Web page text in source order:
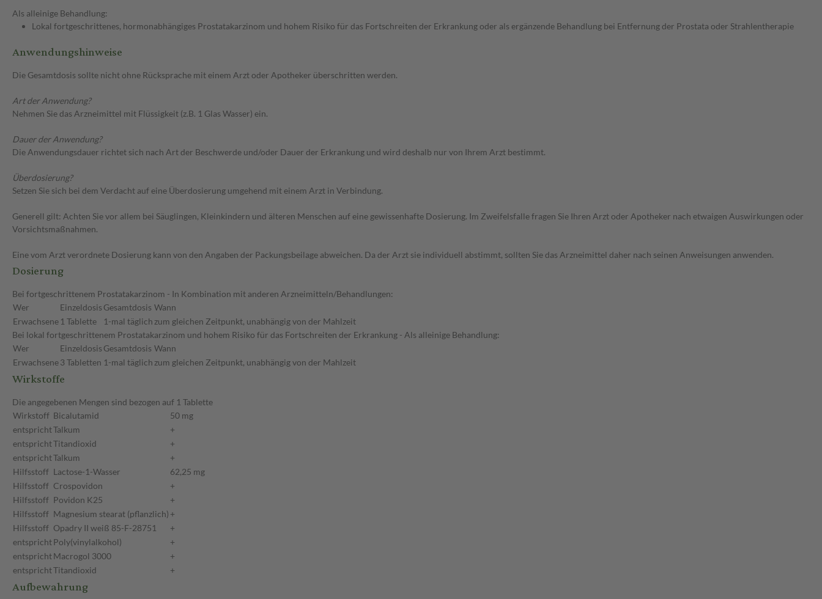
Als alleinige Behandlung:
Lokal fortgeschrittenes, hormonabhängiges Prostatakarzinom und hohem Risiko für das Fortschreiten der Erkrankung oder als ergänzende Behandlung bei Entfernung der Prostata oder Strahlentherapie
Anwendungshinweise
Die Gesamtdosis sollte nicht ohne Rücksprache mit einem Arzt oder Apotheker überschritten werden.
Art der Anwendung?
Nehmen Sie das Arzneimittel mit Flüssigkeit (z.B. 1 Glas Wasser) ein.
Dauer der Anwendung?
Die Anwendungsdauer richtet sich nach Art der Beschwerde und/oder Dauer der Erkrankung und wird deshalb nur von Ihrem Arzt bestimmt.
Überdosierung?
Setzen Sie sich bei dem Verdacht auf eine Überdosierung umgehend mit einem Arzt in Verbindung.
Generell gilt: Achten Sie vor allem bei Säuglingen, Kleinkindern und älteren Menschen auf eine gewissenhafte Dosierung. Im Zweifelsfalle fragen Sie Ihren Arzt oder Apotheker nach etwaigen Auswirkungen oder
Vorsichtsmaßnahmen.
Eine vom Arzt verordnete Dosierung kann von den Angaben der Packungsbeilage abweichen. Da der Arzt sie individuell abstimmt, sollten Sie das Arzneimittel daher nach seinen Anweisungen anwenden.
Dosierung
Bei fortgeschrittenem Prostatakarzinom - In Kombination mit anderen Arzneimitteln/Behandlungen:
Wer
Einzeldosis Gesamtdosis Wann
Erwachsene 1 Tablette 1-mal täglich zum gleichen Zeitpunkt, unabhängig von der Mahlzeit
Bei lokal fortgeschrittenem Prostatakarzinom und hohem Risiko für das Fortschreiten der Erkrankung - Als alleinige Behandlung:
Wer
Einzeldosis Gesamtdosis Wann
Erwachsene3 Tabletten 1-mal täglich zum gleichen Zeitpunkt, unabhängig von der Mahlzeit
Wirkstoffe
Die angegebenen Mengen sind bezogen auf 1 Tablette
Wirkstoff Bicalutamid
50 mg
entsprichtTalkum
+
entsprichtTitandioxid
+
entsprichtTalkum
+
Hilfsstoff Lactose-1-Wasser
62,25 mg
Hilfsstoff Crospovidon
+
Hilfsstoff Povidon K25
+
Hilfsstoff Magnesium stearat (pflanzlich) +
Hilfsstoff Opadry II weiß 85-F-28751
+
entsprichtPoly(vinylalkohol)
+
entsprichtMacrogol 3000
+
entsprichtTitandioxid +
Aufbewahrung